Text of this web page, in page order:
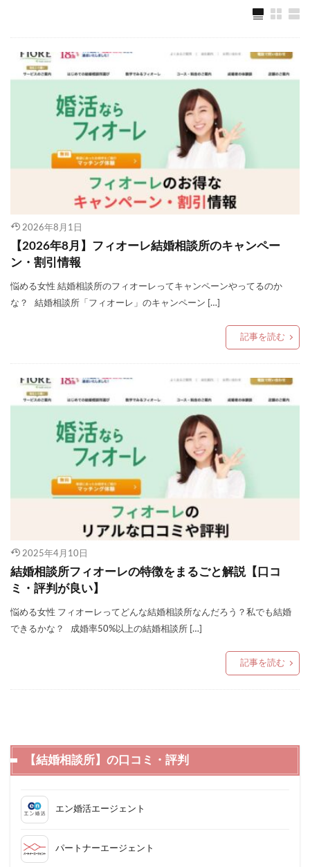
お見合い料 0円〜11,000円
本人確認書類 / 公的に独身を証明するに
足る書類 / 最終学歴を証明する書類 / 卒
業証明書 / 年収証明書 / 資格証明書
北海道、宮城、東京、千葉、大阪、兵
庫、京都、滋賀、岡山、香川、福岡、大
分
成婚退会までの平
» 入会登録費が50%OFF！（WEBで相談
2026年8月1日
【2026年8月】フィオーレ結婚相談所のキャンペー
ン・割引情報
悩める女性 結婚相談所のフィオーレってキャンペーンやってるのか
な？ 結婚相談所「フィオーレ」のキャンペーン […]
記事を読む
2025年4月10日
結婚相談所フィオーレの特徴をまるごと解説【口コ
ミ・評判が良い】
悩める女性 フィオーレってどんな結婚相談所なんだろう？私でも結婚
できるかな？ 成婚率50%以上の結婚相談所 […]
記事を読む
【結婚相談所】の口コミ・評判
エン婚活エージェント
パートナーエージェント